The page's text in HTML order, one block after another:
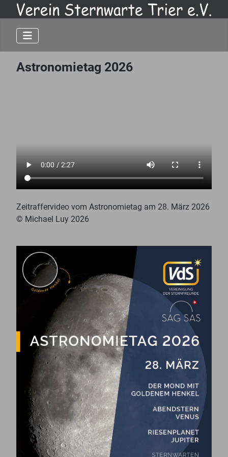
Astronomietag 2026
Zeitraffervideo vom Astronomietag am 28. März 2026
© Michael Luy 2026